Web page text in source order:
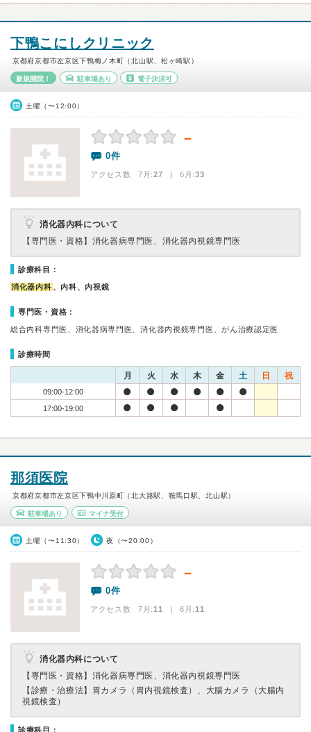
下鴨こにしクリニック
京都府京都市左京区下鴨梅ノ木町（北山駅、松ヶ崎駅）
新規開院！ 駐車場あり 電子決済可
土曜（〜12:00）
－
0件
アクセス数 7月:27 | 6月:33
消化器内科について
【専門医・資格】 消化器病専門医、消化器内視鏡専門医
診療科目：
消化器内科 、内科、内視鏡
専門医・資格：
総合内科専門医、消化器病専門医、消化器内視鏡専門医、がん治療認定医
診療時間
月 火 水 木 金 土 日 祝
09:00-12:00
17:00-19:00
那須医院
京都府京都市左京区下鴨中川原町（北大路駅、鞍馬口駅、北山駅）
駐車場あり マイナ受付
土曜（〜11:30） 夜（〜20:00）
－
0件
アクセス数 7月:11 | 6月:11
消化器内科について
【専門医・資格】 消化器病専門医、消化器内視鏡専門医
【診療・治療法】 胃カメラ（胃内視鏡検査）、大腸カメラ（大腸内
視鏡検査）
診療科目：